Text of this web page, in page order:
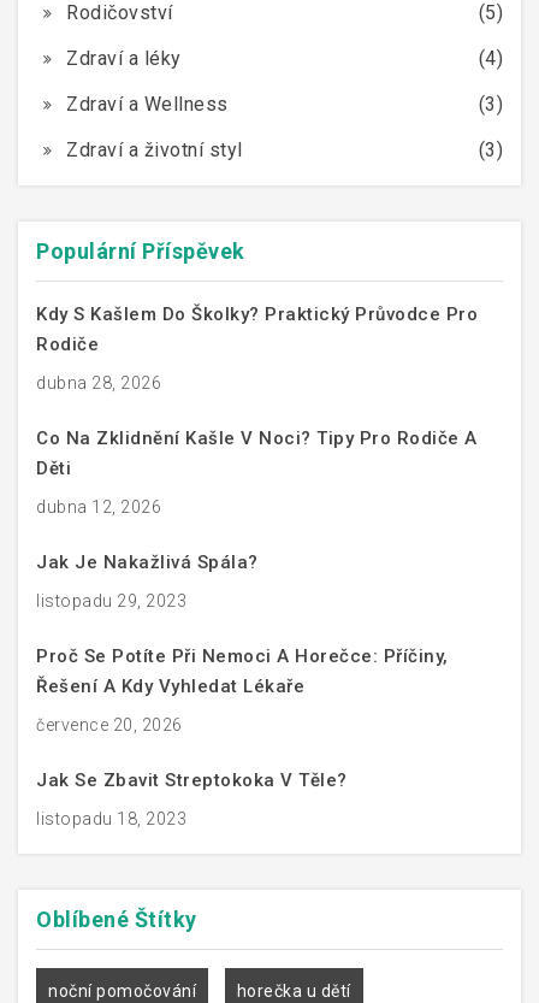
Rodičovství
(5)
Zdraví a léky
(4)
Zdraví a Wellness
(3)
Zdraví a životní styl
(3)
Populární Příspěvek
Kdy S Kašlem Do Školky? Praktický Průvodce Pro
Rodiče
dubna 28, 2026
Co Na Zklidnění Kašle V Noci? Tipy Pro Rodiče A
Děti
dubna 12, 2026
Jak Je Nakažlivá Spála?
listopadu 29, 2023
Proč Se Potíte Při Nemoci A Horečce: Příčiny,
Řešení A Kdy Vyhledat Lékaře
července 20, 2026
Jak Se Zbavit Streptokoka V Těle?
listopadu 18, 2023
Oblíbené Štítky
noční pomočování horečka u dětí